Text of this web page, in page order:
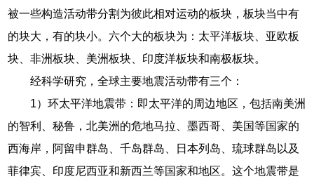
被一些构造活动带分割为彼此相对运动的板块，板块当中有
的块大，有的块小。六个大的板块为：太平洋板块、亚欧板
块、非洲板块、美洲板块、印度洋板块和南极板块。
经科学研究，全球主要地震活动带有三个：
1）环太平洋地震带：即太平洋的周边地区，包括南美洲
的智利、秘鲁，北美洲的危地马拉、墨西哥、美国等国家的
西海岸，阿留申群岛、千岛群岛、日本列岛、琉球群岛以及
菲律宾、印度尼西亚和新西兰等国家和地区。这个地震带是